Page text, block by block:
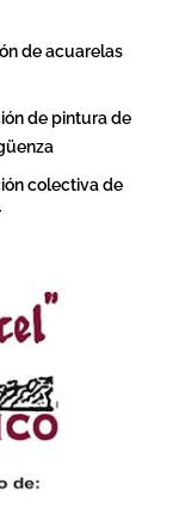
de acuarelas
de pintura de
colectiva de